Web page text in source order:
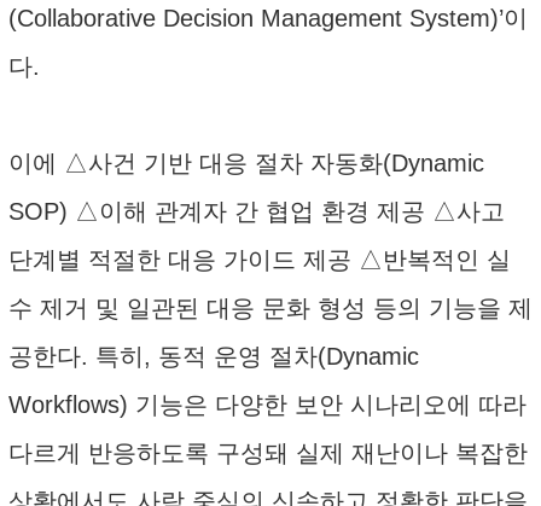
(Collaborative Decision Management System)’이
다.
이에 △사건 기반 대응 절차 자동화(Dynamic
SOP) △이해 관계자 간 협업 환경 제공 △사고
단계별 적절한 대응 가이드 제공 △반복적인 실
수 제거 및 일관된 대응 문화 형성 등의 기능을 제
공한다. 특히, 동적 운영 절차(Dynamic
Workflows) 기능은 다양한 보안 시나리오에 따라
다르게 반응하도록 구성돼 실제 재난이나 복잡한